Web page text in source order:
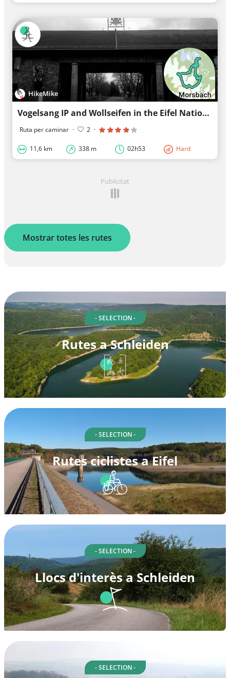
HikeMike
Vogelsang IP and Wollseifen in the Eifel National Park
Ruta per caminar · 2 ·
11,6 km 338 m 02h53 Hard
Publicitat
Mostrar totes les rutes
- SELECTION -
Rutes a Schleiden
- SELECTION -
Rutes ciclistes a Eifel
- SELECTION -
Llocs d'interès a Schleiden
- SELECTION -